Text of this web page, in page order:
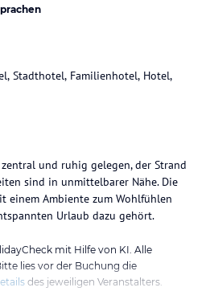
Stadthotel, Familienhotel, Hotel,
und ruhig gelegen, der Strand
sind in unmittelbarer Nähe. Die
einem Ambiente zum Wohlfühlen
Urlaub dazu gehört.
mit Hilfe von KI. Alle
lies vor der Buchung die
des jeweiligen Veranstalters.